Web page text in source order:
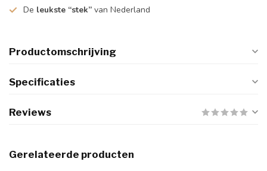
De leukste “stek” van Nederland
Productomschrijving
Specificaties
Reviews
Gerelateerde producten